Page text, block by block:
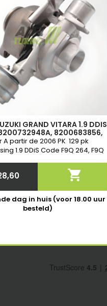
GRAND VITARA 1.9 DDIS
8200732948A, 8200683856,
1390067JG0,
760680-2, 760680-3
A partir de 2006 PK 129 pk
1.9 DDiS Code F9Q 264, F9Q
Price 
dag in huis (voor 18.00 uur
besteld)